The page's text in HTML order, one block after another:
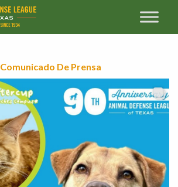
Comunicado De Prensa